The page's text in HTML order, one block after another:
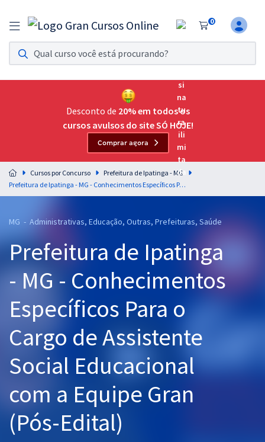
0
Assinatura Ilimitada 11
Acesso a todos os cursos. Teste grátis por 7 dias!
Assinatura OAB Até Passar
Acesso ilimitado a toda preparação para o Exame da
Residências Multiprofissionais
Preparação completa e intensiva para as principais
residências em saúde do Brasil
Cursos 20% OFF
Graduação
OAB
Mentorias
Questões grátis
Conteúdo gratuito
Blog
Desconto de 20% em todos os
cursos avulsos do site SÓ HOJE!
Comprar agora
Cursos por Concurso
Prefeitura de Ipatinga - MG
Prefeitura de Ipatinga - MG - Conhecimentos Específicos Para o Cargo de Assistente Social Educacional com a Equipe Gran (Pós-Edital)
MG - Administrativas, Educação, Outras, Prefeituras, Saúde
Prefeitura de Ipatinga
- MG - Conhecimentos
Específicos Para o
Cargo de Assistente
Social Educacional
com a Equipe Gran
(Pós-Edital)